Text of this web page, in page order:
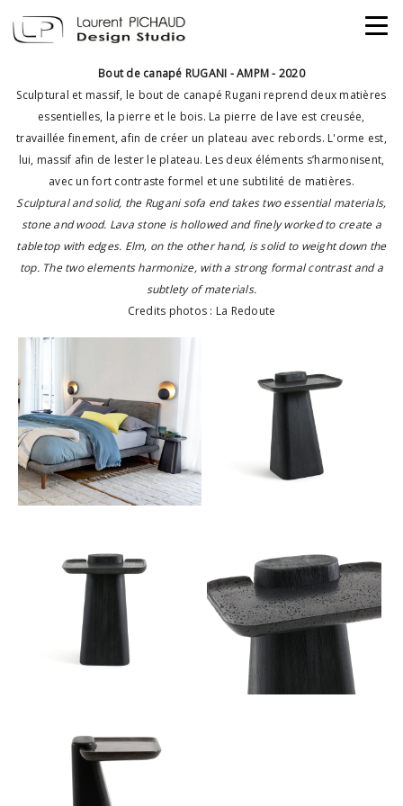
Bout de canapé RUGANI - AMPM - 2020
Sculptural et massif, le bout de canapé Rugani reprend deux matières
essentielles, la pierre et le bois. La pierre de lave est creusée,
travaillée finement, afin de créer un plateau avec rebords. L'orme est,
lui, massif afin de lester le plateau. Les deux éléments s’harmonisent,
avec un fort contraste formel et une subtilité de matières.
Sculptural and solid, the Rugani sofa end takes two essential materials,
stone and wood. Lava stone is hollowed and finely worked to create a
tabletop with edges. Elm, on the other hand, is solid to weight down the
top. The two elements harmonize, with a strong formal contrast and a
subtlety of materials.
Credits photos : La Redoute